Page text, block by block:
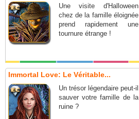
Une visite d'Halloween
chez de la famille éloignée
prend rapidement une
tournure étrange !
Immortal Love: Le Véritable...
Un trésor légendaire peut-il
sauver votre famille de la
ruine ?